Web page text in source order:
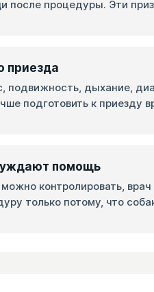
после процедуры. Эти
приезда
подвижность, дыхание,
подготовить к приезду
помощь
контролировать,
только потому, что